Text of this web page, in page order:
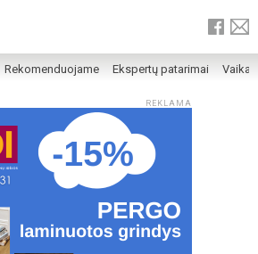
Rekomenduojame Ekspertų patarimai
REKLAMA